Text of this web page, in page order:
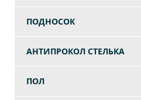
ПОДНОСОК
АНТИПРОКОЛ СТЕЛЬКА
ПОЛ